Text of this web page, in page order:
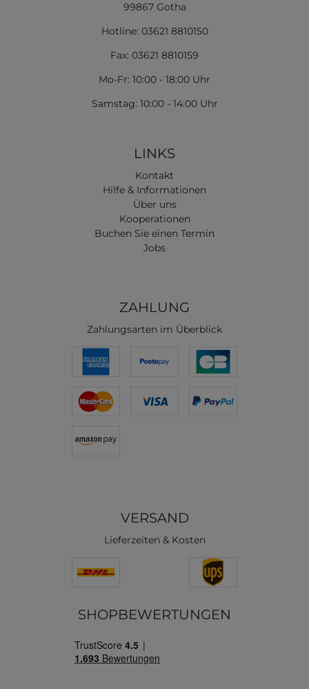
99867 Gotha
Hotline: 03621 8810150
Fax: 03621 8810159
Mo-Fr: 10:00 - 18:00 Uhr
Samstag: 10:00 - 14:00 Uhr
LINKS
Kontakt
Hilfe & Informationen
Über uns
Kooperationen
Buchen Sie einen Termin
Jobs
ZAHLUNG
Zahlungsarten im Überblick
VERSAND
Lieferzeiten & Kosten
SHOPBEWERTUNGEN